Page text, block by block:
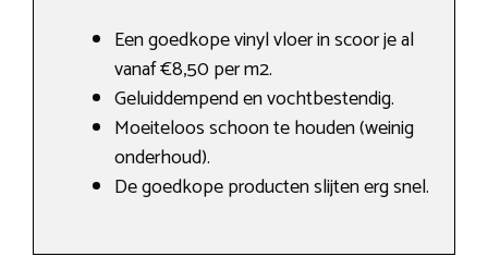
Een goedkope vinyl vloer in scoor je al
vanaf €8,50 per m2.
Geluiddempend en vochtbestendig.
Moeiteloos schoon te houden (weinig
onderhoud).
De goedkope producten slijten erg snel.